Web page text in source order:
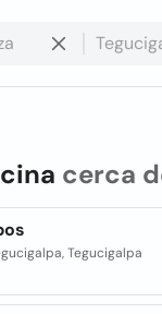
cerca
Tegucigalpa